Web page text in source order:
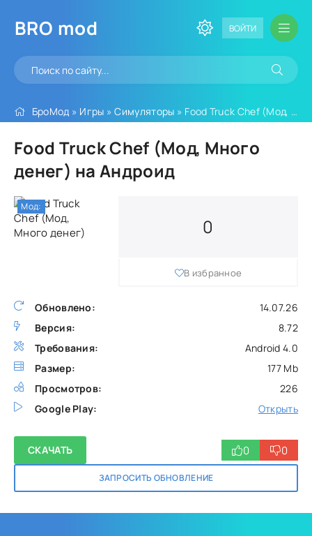
BRO mod ВОЙТИ
БроМод » Игры »Симуляторы » Food Truck Chef (Мод, Много денег)
Food Truck Chef (Мод, Много
денег) на Андроид
Обновлено:
14.07.26
Версия:
8.72
Требования:
Android 4.0
Размер:
177 Mb
Просмотров:
226
Google Play:
Открыть
0
В избранное
СКАЧАТЬ
ЗАПРОСИТЬ ОБНОВЛЕНИЕ
0 0
Мод: